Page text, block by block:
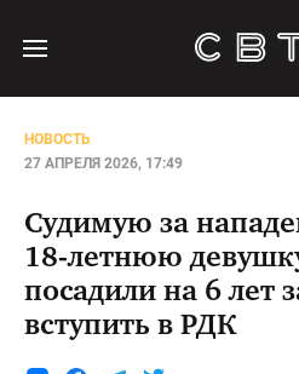
НОВОСТЬ
27 АПРЕЛЯ 2026, 17:49
Судимую за
18-летнюю
посадили на 6 лет
вступить в РДК